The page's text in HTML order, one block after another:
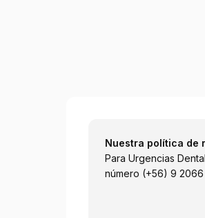
Nuestra política de
Para Urgencias
número (+56) 9